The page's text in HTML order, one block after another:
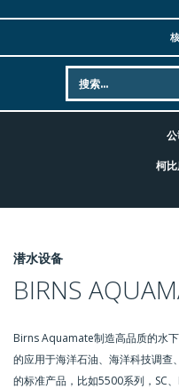
柯
潜水设备
BIRNS
Birns Aquamate制造高品质的水
的应用于海洋石油、海洋科技调查
的标准产品，比如5500系列，SC